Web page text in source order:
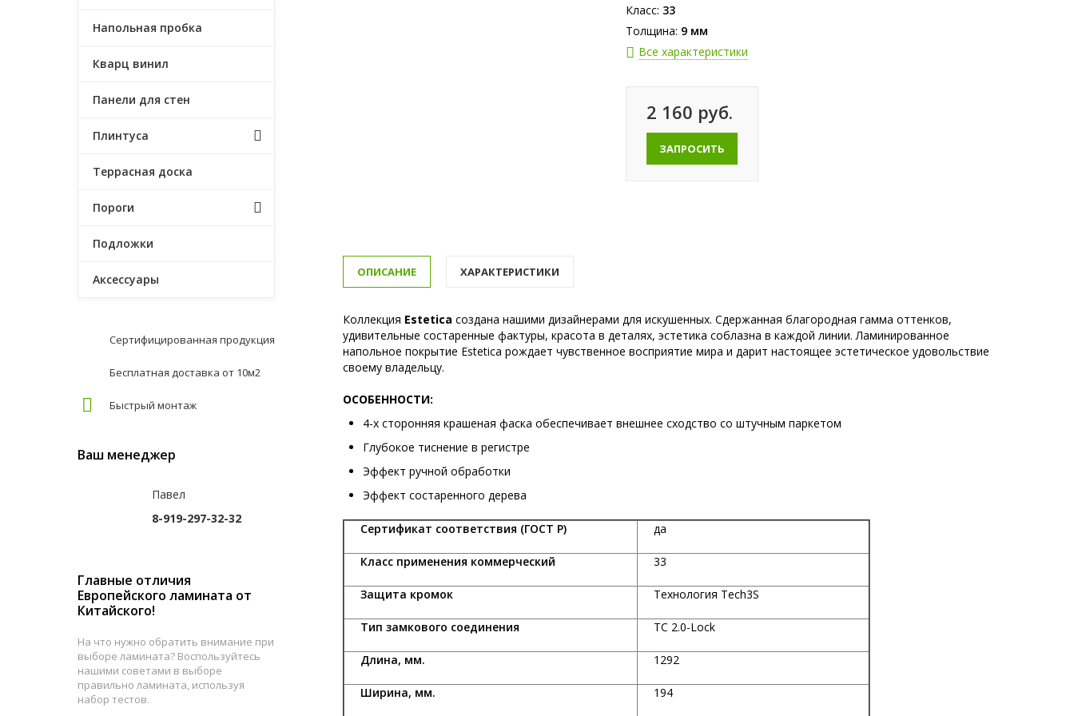
Класс: 33
Толщина: 9 мм
Все характеристики
2 160 руб.
ЗАПРОСИТЬ
ОПИСАНИЕ ХАРАКТЕРИСТИКИ
Коллекция Estetica создана нашими дизайнерами для искушенных. Сдержанная благородная гамма оттенков,
удивительные состаренные фактуры, красота в деталях, эстетика соблазна в каждой линии. Ламинированное
напольное покрытие Estetica рождает чувственное восприятие мира и дарит настоящее эстетическое удовольствие
своему владельцу.
ОСОБЕННОСТИ:
4-х сторонняя крашеная фаска обеспечивает внешнее сходство со штучным паркетом
Глубокое тиснение в регистре
Эффект ручной обработки
Эффект состаренного дерева
Сертификат соответствия (ГОСТ Р) да
Класс применения коммерческий 33
Защита кромок Технология Tech3S
Тип замкового соединения TC 2.0-Lock
Длина, мм. 1292
Ширина, мм. 194
Напольная пробка
Кварц винил
Панели для стен
Плинтуса
Террасная доска
Пороги
Подложки
Аксессуары
Сертифицированная продукция
Бесплатная доставка от 10м2
Быстрый монтаж
Ваш менеджер
Павел
8-919-297-32-32
Главные отличия
Европейского ламината от
Китайского!
На что нужно обратить внимание при
выборе ламината? Воспользуйтесь
нашими советами в выборе
правильно ламината, используя
набор тестов.